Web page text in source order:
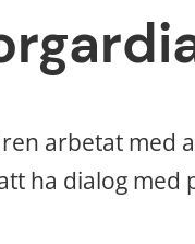
arbetat med
ha dialog